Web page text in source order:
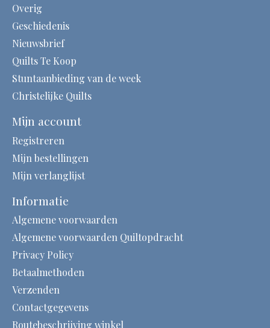
Overig
Geschiedenis
Nieuwsbrief
Quilts Te Koop
Stuntaanbieding van de week
Christelijke Quilts
Mijn account
Registreren
Mijn bestellingen
Mijn verlanglijst
Informatie
Algemene voorwaarden
Algemene voorwaarden Quiltopdracht
Privacy Policy
Betaalmethoden
Verzenden
Contactgegevens
Routebeschrijving winkel